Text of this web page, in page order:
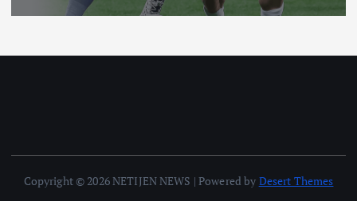
Copyright © 2026 NETIJEN NEWS | Powered by Desert Themes